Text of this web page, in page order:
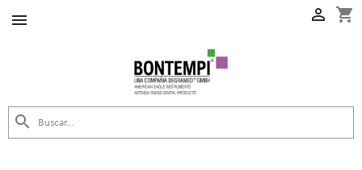
 shopping_cart

